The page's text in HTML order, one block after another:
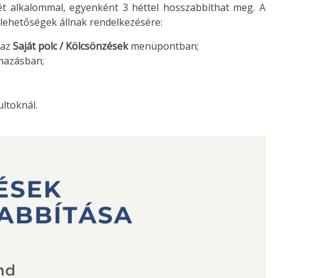
alkalommal, egyenként 3 héttel hosszabbíthat meg. A
állnak rendelkezésére:
Saját polc / Kölcsönzésekmenüpontban;